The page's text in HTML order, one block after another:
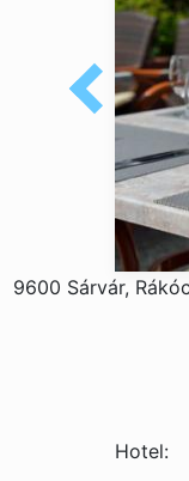
9600 Sárvár,
Hotel: